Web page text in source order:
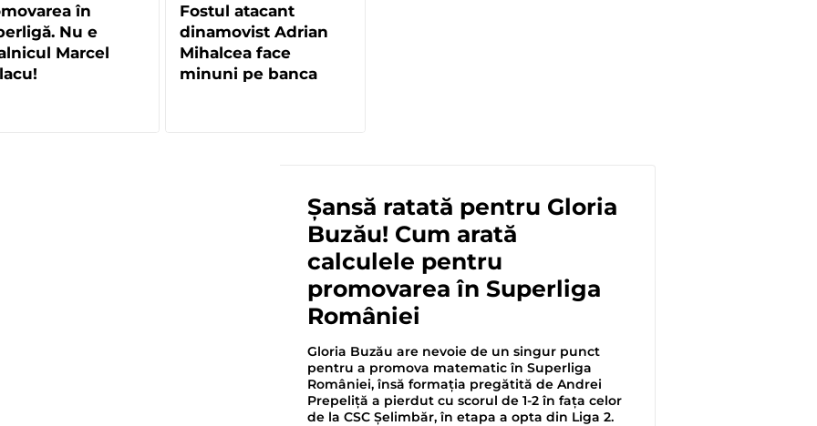
în
Nu e
Marcel
Fostul atacant
dinamovist Adrian
Mihalcea face
minuni pe banca
Șansă ratată pentru Gloria
Buzău! Cum arată
calculele pentru
promovarea în Superliga
României
Gloria Buzău are nevoie de un singur punct
pentru a promova matematic în Superliga
României, însă formația pregătită de Andrei
Prepeliță a pierdut cu scorul de 1-2 în fața celor
de la CSC Șelimbăr, în etapa a opta din Liga 2.